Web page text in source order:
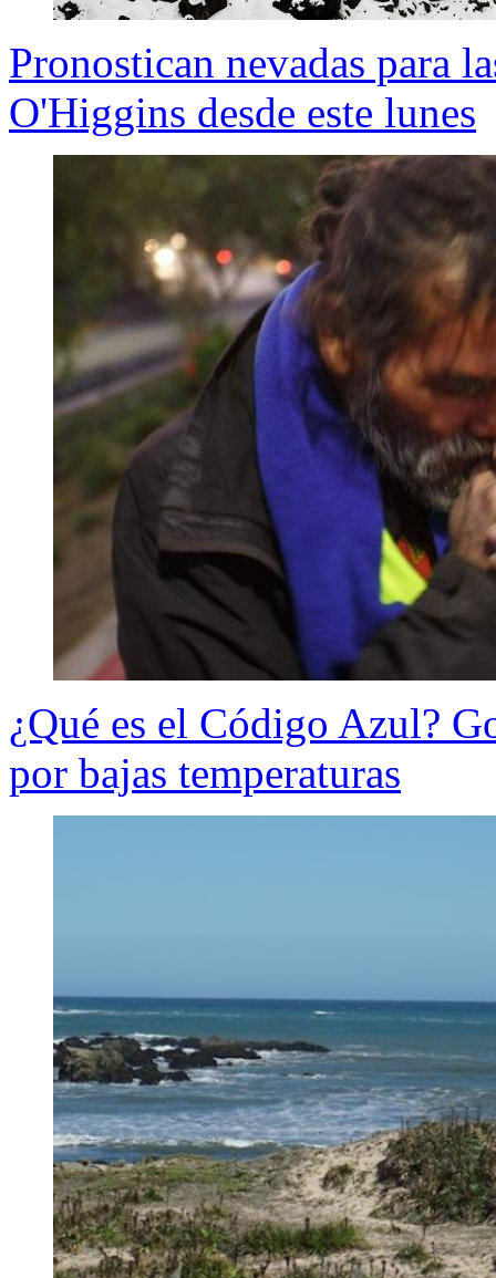
Pronostican nevadas para
O'Higgins desde este lunes
¿Qué es el Código Azul?
por bajas temperaturas